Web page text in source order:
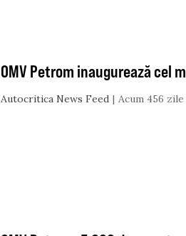
OMV Petrom inaugurează cel
Autocritica News Feed Acum 456 zile